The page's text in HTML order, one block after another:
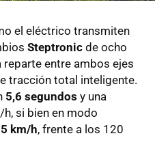
el eléctrico transmiten
Steptronic de ocho
reparte entre ambos ejes
tracción total inteligente.
5,6 segundos y una
si bien en modo
km/h, frente a los 120